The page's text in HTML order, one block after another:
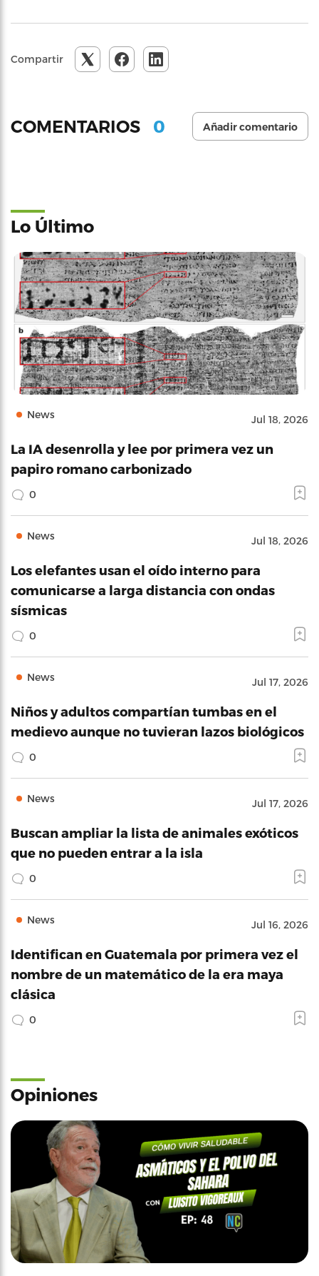
Compartir
COMENTARIOS 0 Añadir comentario
Lo Último
News Jul 18, 2026
La IA desenrolla y lee por primera vez un
papiro romano carbonizado
0
News Jul 18, 2026
Los elefantes usan el oído interno para
comunicarse a larga distancia con ondas
sísmicas
0
News Jul 17, 2026
Niños y adultos compartían tumbas en el
medievo aunque no tuvieran lazos biológicos
0
News Jul 17, 2026
Buscan ampliar la lista de animales exóticos
que no pueden entrar a la isla
0
News Jul 16, 2026
Identifican en Guatemala por primera vez el
nombre de un matemático de la era maya
clásica
0
Opiniones